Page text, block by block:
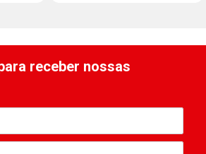
receber nossas